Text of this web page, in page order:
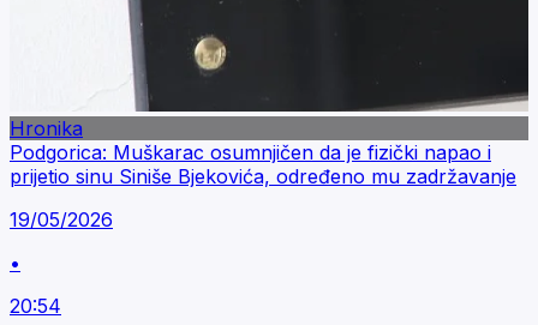
Hronika
Podgorica: Muškarac osumnjičen da je fizički napao i
prijetio sinu Siniše Bjekovića, određeno mu zadržavanje
19/05/2026
•
20:54